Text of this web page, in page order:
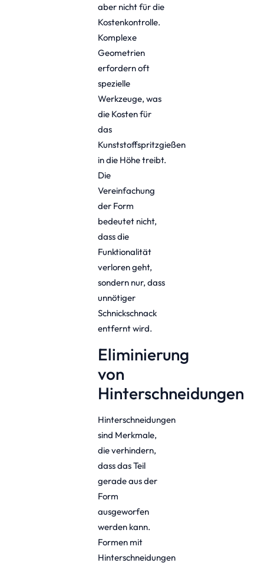
aber nicht für die
Kostenkontrolle.
Komplexe
Geometrien
erfordern oft
spezielle
Werkzeuge, was
die Kosten für
das
Kunststoffspritzgießen
in die Höhe treibt.
Die
Vereinfachung
der Form
bedeutet nicht,
dass die
Funktionalität
verloren geht,
sondern nur, dass
unnötiger
Schnickschnack
entfernt wird.
Eliminierung
von
Hinterschneidungen
Hinterschneidungen
sind Merkmale,
die verhindern,
dass das Teil
gerade aus der
Form
ausgeworfen
werden kann.
Formen mit
Hinterschneidungen